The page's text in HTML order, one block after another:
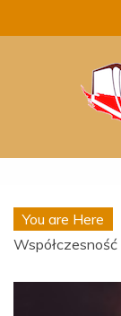
to
You are Here
Współczesność